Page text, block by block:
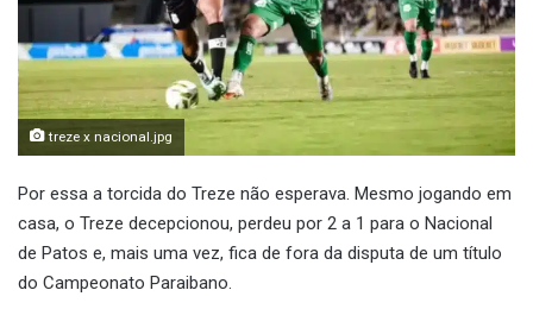
treze x nacional.jpg
Por essa a torcida do Treze não esperava. Mesmo jogando em
casa, o Treze decepcionou, perdeu por 2 a 1 para o Nacional
de Patos e, mais uma vez, fica de fora da disputa de um título
do Campeonato Paraibano.